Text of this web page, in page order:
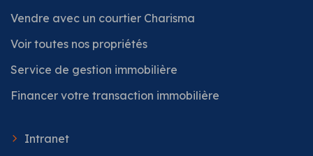
Vendre avec un courtier Charisma
Voir toutes nos propriétés
Service de gestion immobilière
Financer votre transaction immobilière
Intranet